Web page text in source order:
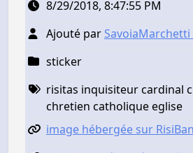
8/29/2018, 8:47:55 PM
Ajouté par SavoiaMarchetti
sticker
risitas inquisiteur cardinal
chretien catholique eglise
image hébergée sur